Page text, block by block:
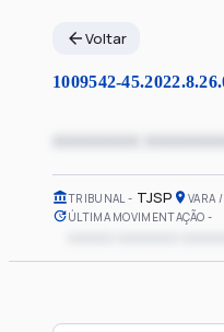
Voltar
1009542-
xxxxxxxx
TRIBUNAL TJSP VARA
ÚLTIMA MOVIMENTAÇÃO